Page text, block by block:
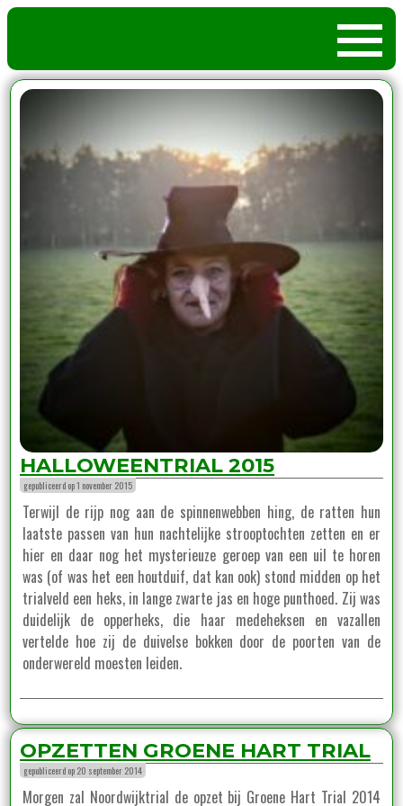
HALLOWEENTRIAL 2015
gepubliceerd op 1 november 2015
Terwijl de rijp nog aan de spinnenwebben hing, de ratten hun
laatste passen van hun nachtelijke strooptochten zetten en er
hier en daar nog het mysterieuze geroep van een uil te horen
was (of was het een houtduif, dat kan ook) stond midden op het
trialveld een heks, in lange zwarte jas en hoge punthoed. Zij was
duidelijk de opperheks, die haar medeheksen en vazallen
vertelde hoe zij de duivelse bokken door de poorten van de
onderwereld moesten leiden.
OPZETTEN GROENE HART TRIAL
gepubliceerd op 20 september 2014
Morgen zal Noordwijktrial de opzet bij Groene Hart Trial 2014